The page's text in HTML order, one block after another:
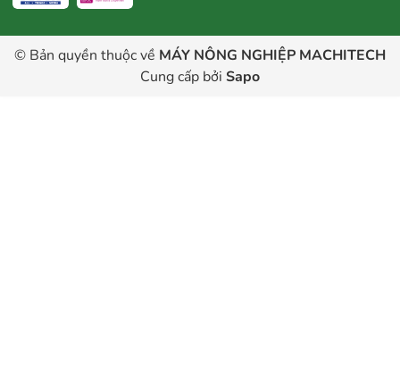
© Bản quyền thuộc về MÁY NÔNG NGHIỆP MACHITECH
Cung cấp bởi Sapo